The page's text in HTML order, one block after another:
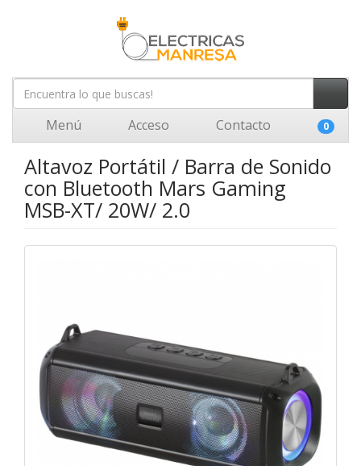
Menú Acceso Contacto 0
Altavoz Portátil / Barra de Sonido
con Bluetooth Mars Gaming
MSB-XT/ 20W/ 2.0